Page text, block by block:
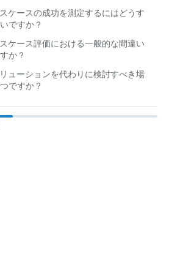
ケースの成功を測定するにはどうす
ですか？
ケース評価における一般的な間違い
か？
ューションを代わりに検討すべき場
ですか？